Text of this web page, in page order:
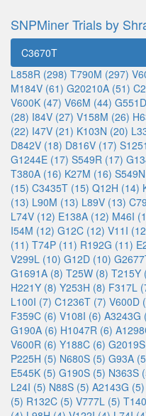
SNPMiner Trials by
C3670T
L858R (298) T790M (297)
M184V (61) G20210A (51)
V600K (47) V66M (44)
(28) I84V (27) V158M (26)
(22) I47V (21) K103N (20)
D842V (18) D816V (17)
G1244E (17) S549R (17)
T380A (16) K27M (16)
(15) C3435T (15) Q12H (14)
(13) L90M (13) L89V (13)
L74V (12) E138A (12) M46I
I54M (12) G12C (12) V11I
(11) T74P (11) R192G (11)
V299L (10) G12D (10)
G1691A (8) T25W (8) T215Y
H221Y (8) Y253H (8) F317L
L100I (7) C1236T (7) V600D
F359C (6) V108I (6) A3243G
G190A (6) H1047R (6)
V600R (6) Y188C (6)
P225H (5) N680S (5) G93A
E545K (5) G190S (5) N363S
L24I (5) N88S (5) A2143G (5)
(5) R132C (5) V777L (5)